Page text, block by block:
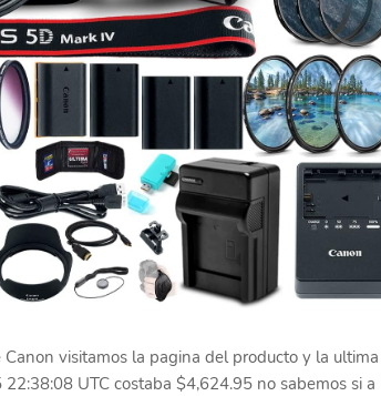
visitamos la pagina del producto y la ultima
UTC costaba $4,624.95 no sabemos si a